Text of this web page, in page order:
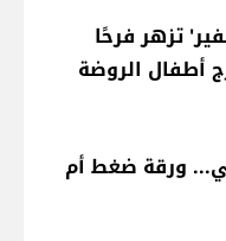
تزهر فرحًا
أطفال الروضة
ورقة ضغط أم